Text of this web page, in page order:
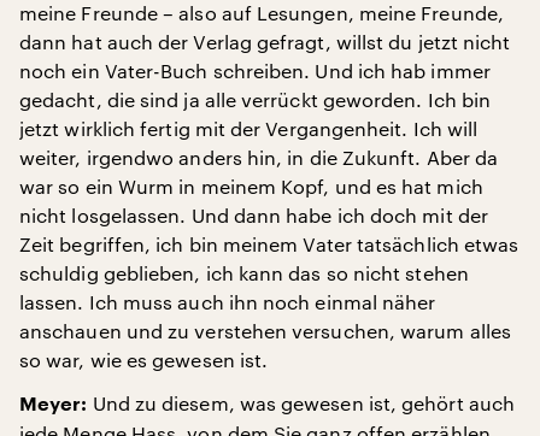
meine Freunde – also auf Lesungen, meine Freunde,
dann hat auch der Verlag gefragt, willst du jetzt nicht
noch ein Vater-Buch schreiben. Und ich hab immer
gedacht, die sind ja alle verrückt geworden. Ich bin
jetzt wirklich fertig mit der Vergangenheit. Ich will
weiter, irgendwo anders hin, in die Zukunft. Aber da
war so ein Wurm in meinem Kopf, und es hat mich
nicht losgelassen. Und dann habe ich doch mit der
Zeit begriffen, ich bin meinem Vater tatsächlich etwas
schuldig geblieben, ich kann das so nicht stehen
lassen. Ich muss auch ihn noch einmal näher
anschauen und zu verstehen versuchen, warum alles
so war, wie es gewesen ist.
Meyer: Und zu diesem, was gewesen ist, gehört auch